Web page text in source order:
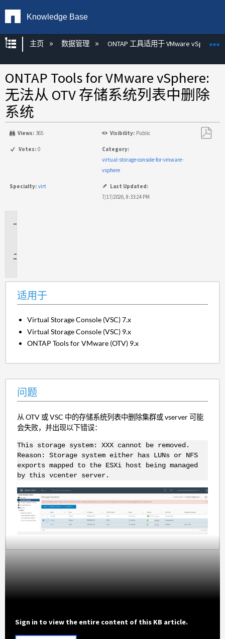
Knowledge Base
扩展/隐缩全局层次
主页 数据管理 ONTAP 工具适用于 VMware vSphere
ONTAP Tools for VMware vSphere:
无法从 OTV 存储系统列表中删除
系统
Views: 365 Visibility: Public
Votes: 0
Category:
virtual-storage-console-for-vmware-
vsphere
Specialty: virt
Last Updated:
7/17/2026, 8:33:24 PM
适用于
Virtual Storage Console (VSC) 7.x
Virtual Storage Console (VSC) 9.x
ONTAP Tools for VMware (OTV) 9.x
问题
从 OTV 或 VSC 中的存储系统列表中删除集群或 vserver 可能
会失败，并出现以下错误：
This storage system: XXX cannot be removed.
Reason: Storage system either has LUNs or NFS
exports mapped to the ESXi host being managed
by this vcenter server.
Sign in to view the entire content of this KB article.